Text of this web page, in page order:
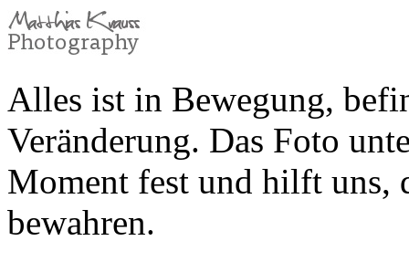
Alles ist in Bewegung,
Veränderung. Das Foto
Moment fest und hilft uns,
bewahren.